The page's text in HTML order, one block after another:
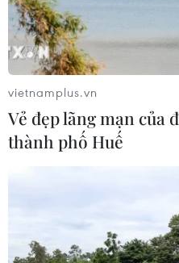
vietnamplus.vn
Vẻ đẹp lãng mạn của
thành phố Huế